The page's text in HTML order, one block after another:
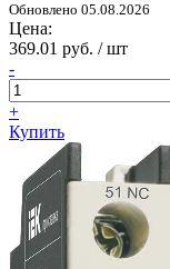
Обновлено 05.08.2026
Цена:
369.01 руб. / шт
-
+
Купить